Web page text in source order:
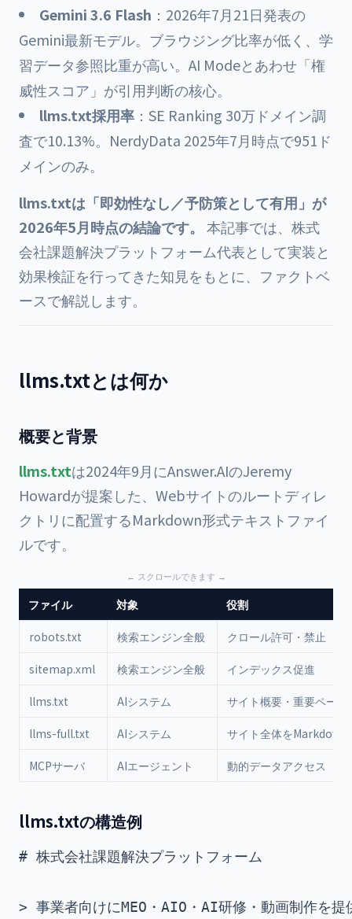
Gemini 3.6 Flash ：2026年7月21日発表の
Gemini最新モデル。ブラウジング比率が低く、学
習データ参照比重が高い。AI Modeとあわせ「権
威性スコア」が引用判断の核心。
llms.txt採用率 ：SE Ranking 30万ドメイン調
査で10.13%。NerdyData 2025年7月時点で951ド
メインのみ。
llms.txtは「即効性なし／予防策として有用」が
2026年5月時点の結論です。 本記事では、株式
会社課題解決プラットフォーム代表として実装と
効果検証を行ってきた知見をもとに、ファクトベ
ースで解説します。
llms.txtとは何か
概要と背景
llms.txtは2024年9月にAnswer.AIのJeremy
Howardが提案した、Webサイトのルートディレ
クトリに配置するMarkdown形式テキストファイ
ルです。
ファイル 対象 役割
robots.txt 検索エンジン全般 クロール許可・禁止
sitemap.xml 検索エンジン全般 インデックス促進
llms.txt AIシステム サイト概要・重要ページ
llms-full.txt AIシステム サイト全体をMarkdown
MCPサーバ AIエージェント 動的データアクセス
llms.txtの構造例
# 株式会社課題解決プラットフォーム
> 事業者向けにMEO・AIO・AI研修・動画制作を提